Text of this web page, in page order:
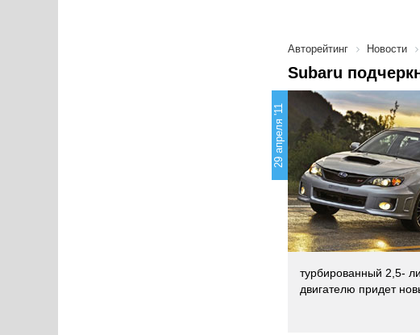
Авторейтинг Новости
Subaru
29 апреля '11
турбированный 2,5-
двигателю придет